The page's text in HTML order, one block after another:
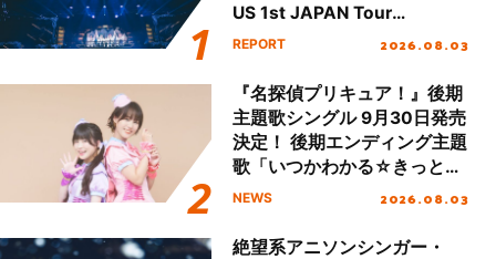
US 1st JAPAN Tour
Final「NICE to meet YOU
ート!!
REPORT 2026.08.03
『名探偵プリキュア！』後期
主題歌シングル 9月30日発売
決定！ 後期エンディング主題
歌「いつかわかる☆きっとあ
える」TVサイズ先行配信開
NEWS 2026.08.03
絶望系アニソンシンガー・